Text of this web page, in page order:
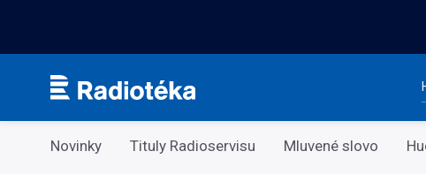
Kategorie
Novinky Tituly Radioservisu Mluvené slovo